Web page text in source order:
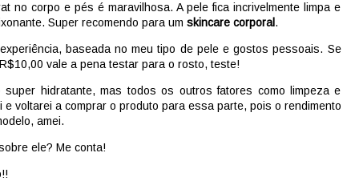
no corpo e pés é maravilhosa. A pele fica incrivelmente limpa e
Super recomendo para um skincare corporal.
baseada no meu tipo de pele e gostos pessoais. Se
vale a pena testar para o rosto, teste!
hidratante, mas todos os outros fatores como limpeza e
voltarei a comprar o produto para essa parte, pois o rendimento
amei.
ele? Me conta!